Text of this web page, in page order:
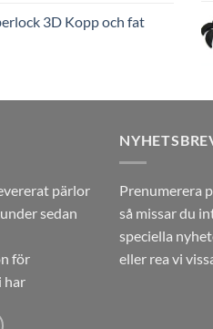
3D Kopp och fat
pärlor
sedan
för
har
Prenumerera
så missar du
speciella
eller rea vi